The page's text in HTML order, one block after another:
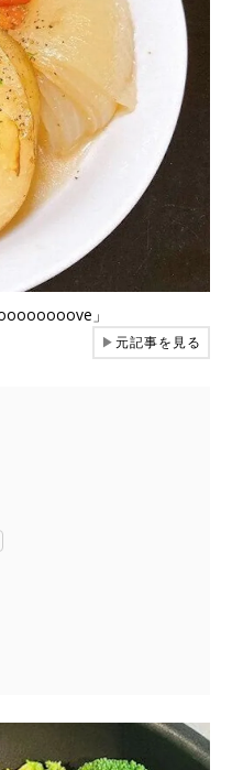
」
▶元記事を見る